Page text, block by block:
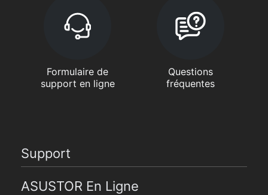
Formulaire de
support en ligne
Questions
fréquentes
Support
ASUSTOR En Ligne